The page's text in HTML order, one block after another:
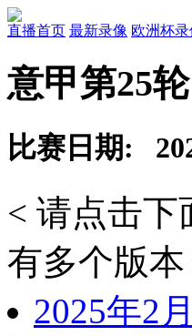
直播首页 最新录像 欧洲杯录
意甲第25
比赛日期:
< 请点击
有多个版本
2025年2